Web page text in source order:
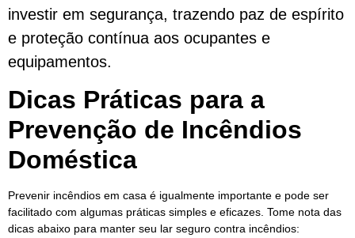
investir em segurança, trazendo paz de espírito
e proteção contínua aos ocupantes e
equipamentos.
Dicas Práticas para a
Prevenção de Incêndios
Doméstica
Prevenir incêndios em casa é igualmente importante e pode ser
facilitado com algumas práticas simples e eficazes. Tome nota das
dicas abaixo para manter seu lar seguro contra incêndios: